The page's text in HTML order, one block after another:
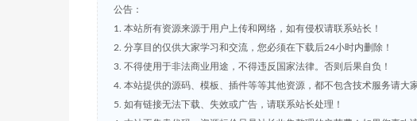
公告：
1. 本站所有资源来源于用户上传和网络，如有侵权请联系站长！
2. 分享目的仅供大家学习和交流，您必须在下载后24小时内删除！
3. 不得使用于非法商业用途，不得违反国家法律。否则后果自负！
4. 本站提供的源码、模板、插件等等其他资源，都不包含技术服务请大
5. 如有链接无法下载、失效或广告，请联系站长处理！